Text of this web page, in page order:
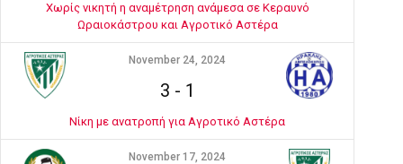
Χωρίς νικητή η αναμέτρηση ανάμεσα σε Κεραυνό
Ωραιοκάστρου και Αγροτικό Αστέρα
November 24, 2024
3 - 1
Νίκη με ανατροπή για Αγροτικό Αστέρα
November 17, 2024